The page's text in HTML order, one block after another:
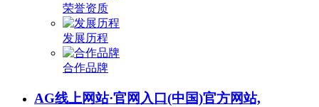
荣誉资质
发展历程
合作品牌
AG线上网站·官网入口(中国)官方网站,